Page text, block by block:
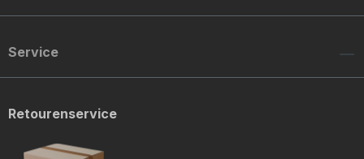
Service
Retourenservice